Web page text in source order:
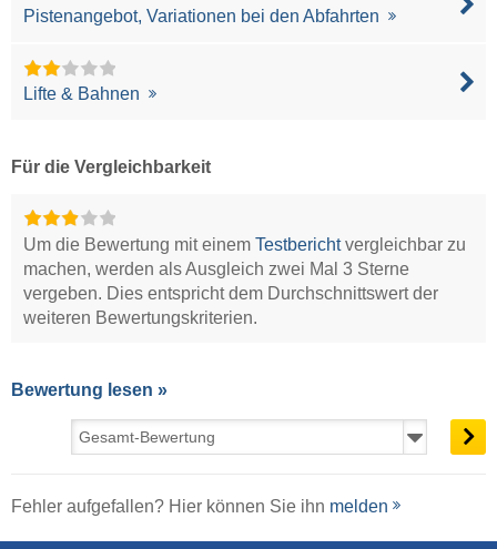
Pistenangebot, Variationen bei den Abfahrten
Lifte & Bahnen
Für die Vergleichbarkeit
Um die Bewertung mit einemTestberichtvergleichbar zu
machen, werden als Ausgleich zwei Mal 3 Sterne
vergeben. Dies entspricht dem Durchschnittswert der
weiteren Bewertungskriterien.
Bewertung lesen »
Fehler aufgefallen? Hier können Sie ihn melden